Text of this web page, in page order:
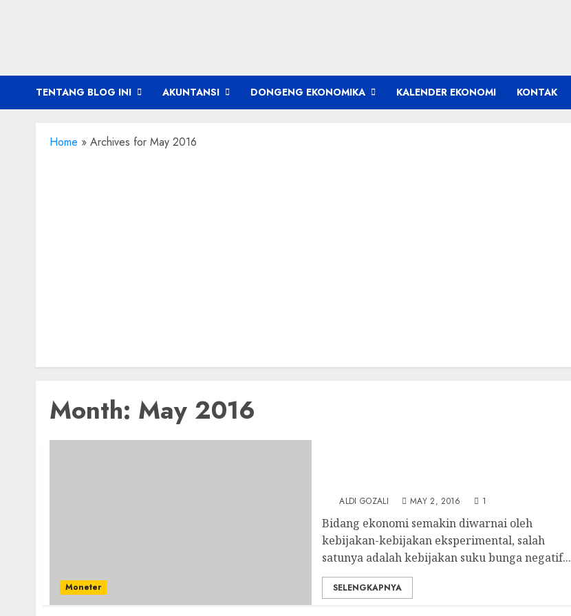
TENTANG BLOG INI AKUNTANSI DONGENG EKONOMIKA KALENDER EKONOMI KONTAK
Home » Archives for May 2016
Month: May 2016
Moneter
ALDI GOZALI MAY 2, 2016 1
Bidang ekonomi semakin diwarnai oleh
kebijakan-kebijakan eksperimental, salah
satunya adalah kebijakan suku bunga negatif...
SELENGKAPNYA